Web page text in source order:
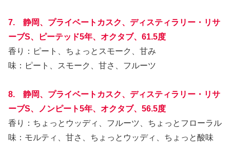
7. 静岡、プライベートカスク、ディスティラリー・リサ
ーブS、ピーテッド5年、オクタブ、61.5度
香り：ピート、ちょっとスモーク、甘み
味：ピート、スモーク、甘さ、フルーツ
8. 静岡、プライベートカスク、ディスティラリー・リサ
ーブS、ノンピート5年、オクタブ、56.5度
香り：ちょっとウッディ、フルーツ、ちょっとフローラル
味：モルティ、甘さ、ちょっとウッディ、ちょっと酸味